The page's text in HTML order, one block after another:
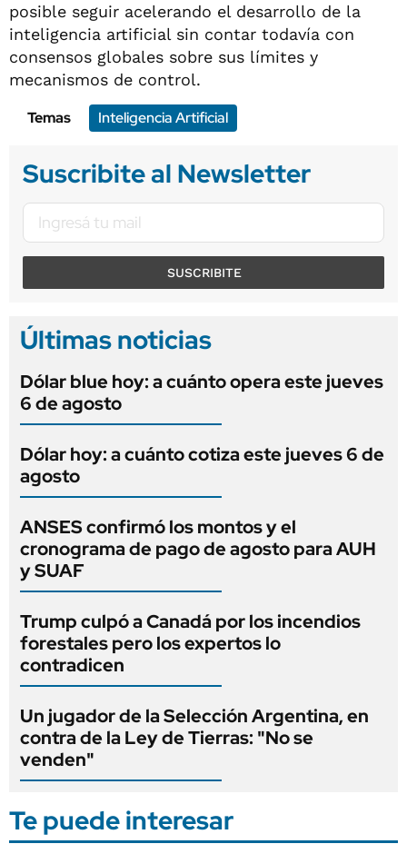
posible seguir acelerando el desarrollo de la
inteligencia artificial sin contar todavía con
consensos globales sobre sus límites y
mecanismos de control.
Temas
Inteligencia Artificial
Suscribite al Newsletter
SUSCRIBITE
Últimas noticias
Dólar blue hoy: a cuánto opera este jueves
6 de agosto
Dólar hoy: a cuánto cotiza este jueves 6 de
agosto
ANSES confirmó los montos y el
cronograma de pago de agosto para AUH
y SUAF
Trump culpó a Canadá por los incendios
forestales pero los expertos lo
contradicen
Un jugador de la Selección Argentina, en
contra de la Ley de Tierras: "No se
venden"
Te puede interesar